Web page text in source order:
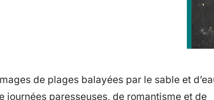
de plages balayées par le sable et
journées paresseuses, de romantisme et de